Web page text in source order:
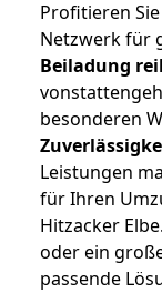
Profitieren
Netzwerk für
Beiladung
besonderen
Leistungen
für Ihren
Hitzacker
oder ein
passende